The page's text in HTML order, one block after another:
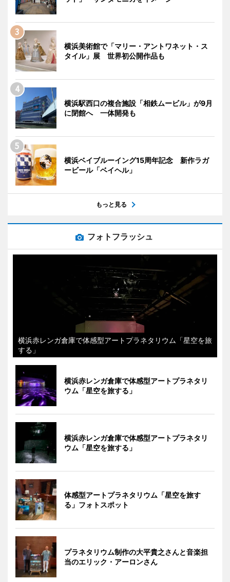
横浜美術館で「マリー・アントワネット・ス
タイル」展 世界初公開作品も
横浜駅西口の複合施設「相鉄ムービル」が9月
に閉館へ 一体開発も
横浜ベイブルーイング15周年記念 新作ラガ
ービール「ベイヘル」
もっと見る
フォトフラッシュ
横浜赤レンガ倉庫で体感型アートプラネタリウム「星空を旅
する」
横浜赤レンガ倉庫で体感型アートプラネタリ
ウム「星空を旅する」
横浜赤レンガ倉庫で体感型アートプラネタリ
ウム「星空を旅する」
体感型アートプラネタリウム「星空を旅す
る」フォトスポット
プラネタリウム制作の大平貴之さんと音楽担
当のエリック・アーロンさん